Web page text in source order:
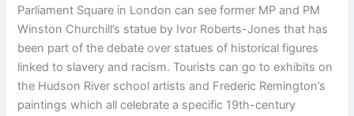
Parliament Square in London can see former MP and PM
Winston Churchill’s statue by Ivor Roberts-Jones that has
been part of the debate over statues of historical figures
linked to slavery and racism. Tourists can go to exhibits on
the Hudson River school artists and Frederic Remington’s
paintings which all celebrate a specific 19th-century